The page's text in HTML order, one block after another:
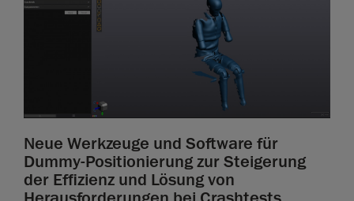
Neue Werkzeuge und Software für
Dummy-Positionierung zur Steigerung
der Effizienz und Lösung von